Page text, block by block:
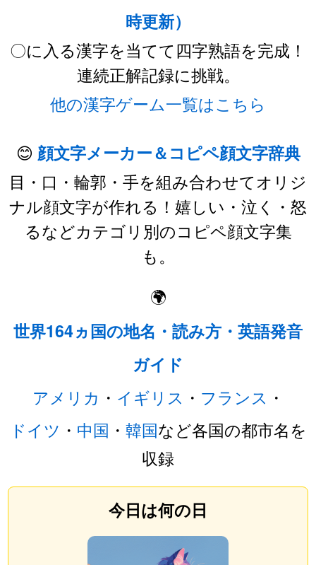
時更新）
〇に入る漢字を当てて四字熟語を完成！
連続正解記録に挑戦。
他の漢字ゲーム一覧はこちら
😊 顔文字メーカー＆コピペ顔文字辞典
目・口・輪郭・手を組み合わせてオリジ
ナル顔文字が作れる！嬉しい・泣く・怒
るなどカテゴリ別のコピペ顔文字集
も。
🌍
世界164ヵ国の地名・読み方・英語発音
ガイド
アメリカ ・ イギリス ・ フランス ・
ドイツ ・ 中国 ・ 韓国など各国の都市名を
収録
今日は何の日